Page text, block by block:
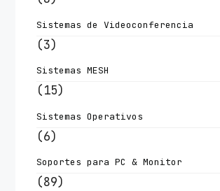
Sistemas de Videoconferencia
(3)
Sistemas MESH
(15)
Sistemas Operativos
(6)
Soportes para PC & Monitor
(89)